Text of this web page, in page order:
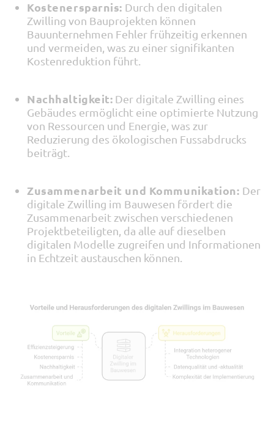
Kostenersparnis: Durch den digitalen
Zwilling von Bauprojekten können
Bauunternehmen Fehler frühzeitig erkennen
und vermeiden, was zu einer signifikanten
Kostenreduktion führt.
Nachhaltigkeit: Der digitale Zwilling eines
Gebäudes ermöglicht eine optimierte Nutzung
von Ressourcen und Energie, was zur
Reduzierung des ökologischen Fussabdrucks
beiträgt.
Zusammenarbeit und Kommunikation: Der
digitale Zwilling im Bauwesen fördert die
Zusammenarbeit zwischen verschiedenen
Projektbeteiligten, da alle auf dieselben
digitalen Modelle zugreifen und Informationen
in Echtzeit austauschen können.